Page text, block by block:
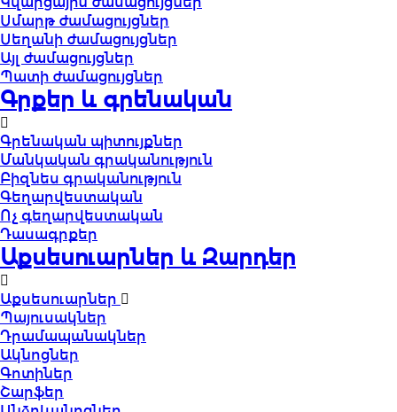
Սմարթ ժամացույցներ
Սեղանի ժամացույցներ
Այլ ժամացույցներ
Պատի ժամացույցներ
Գրքեր և գրենական
Գրենական պիտույքներ
Մանկական գրականություն
Բիզնես գրականություն
Գեղարվեստական
Ոչ գեղարվեստական
Դասագրքեր
Աքսեսուարներ և Զարդեր
Աքսեսուարներ
Պայուսակներ
Դրամապանակներ
Ակնոցներ
Գոտիներ
Շարֆեր